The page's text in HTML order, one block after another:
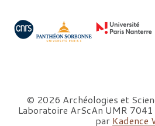
© 2026 Archéologies et
Laboratoire ArScAn UMR
par Kadence